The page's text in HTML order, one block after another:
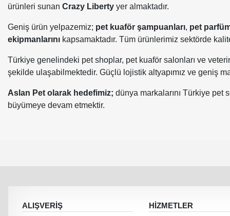
ürünleri sunan Crazy Liberty yer almaktadır.
Geniş ürün yelpazemiz; pet kuaför şampuanları, pet
ekipmanlarını kapsamaktadır. Tüm ürünlerimiz sektörde
Türkiye genelindeki pet shoplar, pet kuaför salonları ve
şekilde ulaşabilmektedir. Güçlü lojistik altyapımız ve geniş
Aslan Pet olarak hedefimiz; dünya markalarını Türkiye
büyümeye devam etmektir.
ALIŞVERİŞ HİZMETLER